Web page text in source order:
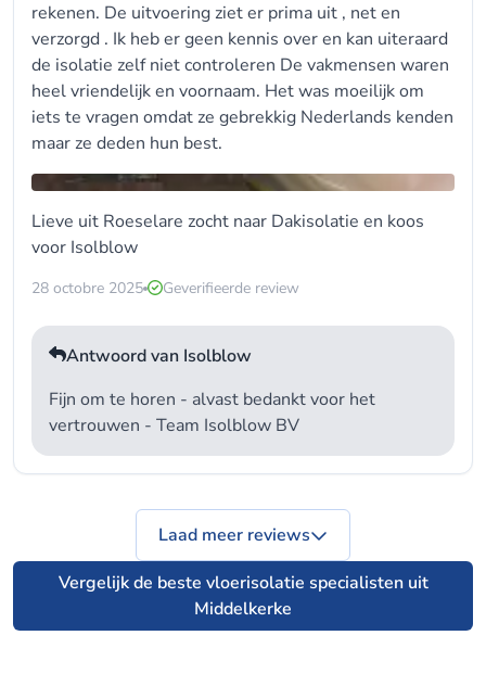
rekenen. De uitvoering ziet er prima uit , net en
verzorgd . Ik heb er geen kennis over en kan uiteraard
de isolatie zelf niet controleren De vakmensen waren
heel vriendelijk en voornaam. Het was moeilijk om
iets te vragen omdat ze gebrekkig Nederlands kenden
maar ze deden hun best.
Lieve uit Roeselare zocht naar Dakisolatie en koos
voor Isolblow
28 octobre 2025 Geverifieerde review
Antwoord van Isolblow
Fijn om te horen - alvast bedankt voor het
vertrouwen - Team Isolblow BV
Vergelijk de beste vloerisolatie specialisten uit
Middelkerke
Laad meer reviews